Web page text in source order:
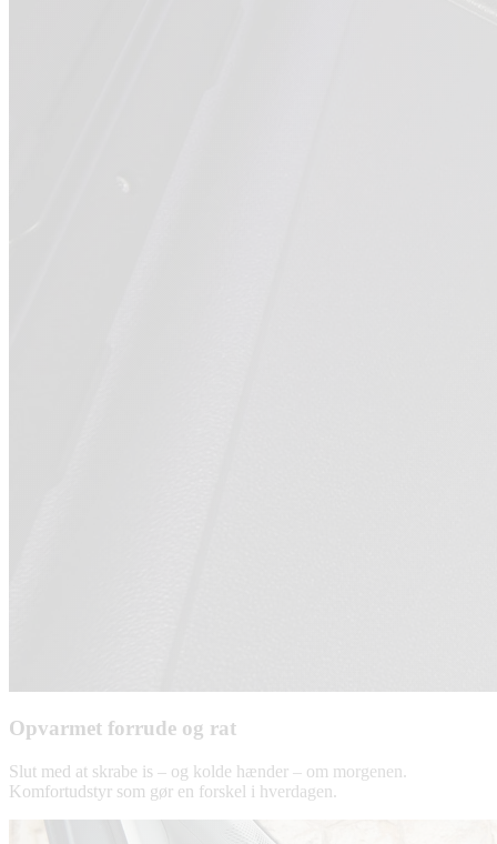
Opvarmet forrude og rat
Slut med at skrabe is – og kolde hænder – om morgenen.
Komfortudstyr som gør en forskel i hverdagen.